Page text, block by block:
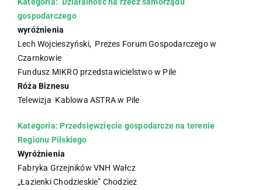
gospodarczego
wyróżnienia
Lech Wojcieszyński, Prezes Forum Gospodarczego w
Czarnkowie
Fundusz MIKRO przedstawicielstwo w Pile
Róża Biznesu
Telewizja Kablowa ASTRA w Pile
Kategoria: Przedsięwzięcie gospodarcze na terenie
Regionu Pilskiego
Wyróżnienia
Fabryka Grzejników VNH Wałcz
„Łazienki Chodzieskie” Chodzież